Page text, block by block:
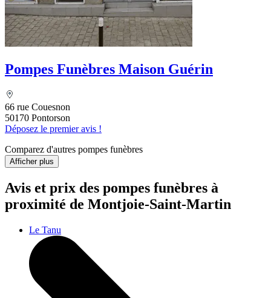
Pompes Funèbres Maison Guérin
66 rue Couesnon
50170 Pontorson
Déposez le premier avis !
Comparez d'autres pompes funèbres
Afficher plus
Avis et prix des pompes funèbres à
proximité de Montjoie-Saint-Martin
Le Tanu